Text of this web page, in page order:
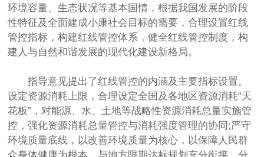
环境容量、生态状况等基本国情，根据我国发展的阶段
性特征及全面建成小康社会目标的需要，合理设置红线
管控指标，构建红线管控体系，健全红线管控制度，构
建人与自然和谐发展的现代化建设新格局。
指导意见提出了红线管控的内涵及主要指标设置。
设定资源消耗上限，合理设定全国及各地区资源消耗“天
花板”，对能源、水、土地等战略性资源消耗总量实施管
控，强化资源消耗总量管控与消耗强度管理的协同;严守
环境质量底线，以改善环境质量为核心，以保障人民群